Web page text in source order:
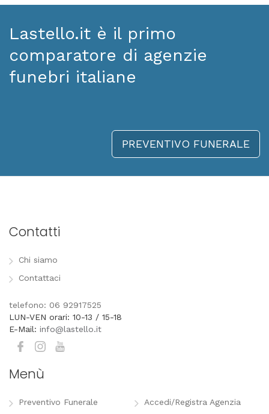
Lastello.it è il primo
comparatore di agenzie
funebri italiane
PREVENTIVO FUNERALE
Contatti
Chi siamo
Contattaci
telefono: 06 92917525
LUN-VEN orari: 10-13 / 15-18
E-Mail: info@lastello.it
Menù
Preventivo Funerale
Accedi/Registra Agenzia